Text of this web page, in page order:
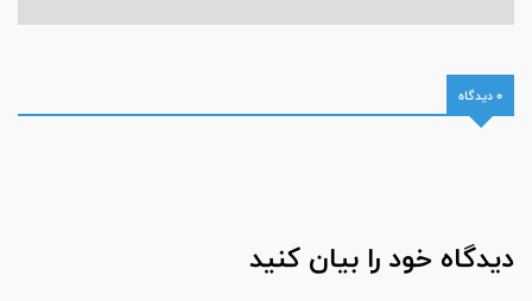
0 دیدگاه
دیدگاه خود را بیان کنید